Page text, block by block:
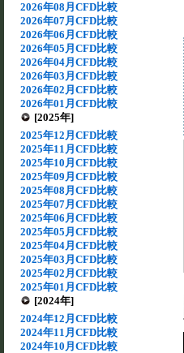
2026年08月CFD比較
2026年07月CFD比較
2026年06月CFD比較
2026年05月CFD比較
2026年04月CFD比較
2026年03月CFD比較
2026年02月CFD比較
2026年01月CFD比較
[2025年]
2025年12月CFD比較
2025年11月CFD比較
2025年10月CFD比較
2025年09月CFD比較
2025年08月CFD比較
2025年07月CFD比較
2025年06月CFD比較
2025年05月CFD比較
2025年04月CFD比較
2025年03月CFD比較
2025年02月CFD比較
2025年01月CFD比較
[2024年]
2024年12月CFD比較
2024年11月CFD比較
2024年10月CFD比較